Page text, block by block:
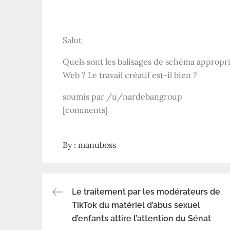
Salut
Quels sont les balisages de schéma
Web ? Le travail créatif est-il bien ?
soumis par /u/nardebangroup
[comments]
By : manuboss
Navigation
Le traitement par les modérateurs de
TikTok du matériel d’abus sexuel
d’enfants attire l’attention du Sénat